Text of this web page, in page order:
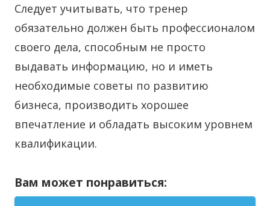
Следует учитывать, что тренер
обязательно должен быть профессионалом
своего дела, способным не просто
выдавать информацию, но и иметь
необходимые советы по развитию
бизнеса, производить хорошее
впечатление и обладать высоким уровнем
квалификации.
Вам может понравиться: